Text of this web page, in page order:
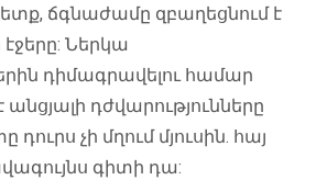
ճգնաժամը զբաղեցնում է
էջերը: Ներկա
դիմագրավելու համար
դժվարությունները
դուրս չի մղում մյուսին. հայ
գիտի դա: